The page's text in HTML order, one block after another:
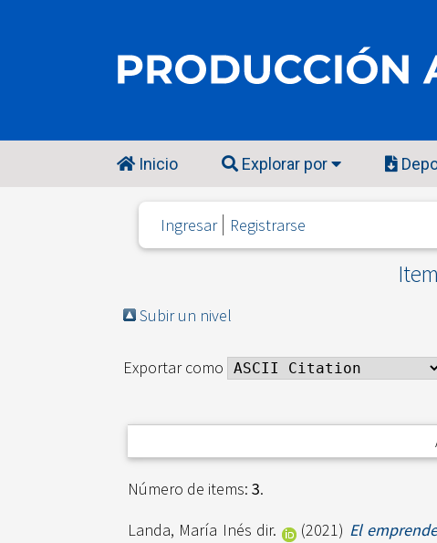
Inicio Explorar por
Ingresar Registrarse
Subir un nivel
Exportar como
Número de items: 3.
Landa, María Inés dir.
(2021) El